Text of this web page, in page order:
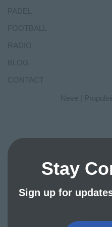
PADEL
FOOTBALL
RADIO
BLOG
CONTACT
Neve |
Stay
Sign up for